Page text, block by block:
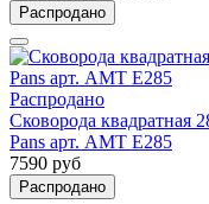
Распродано
Распродано
Сковорода квадратная
Pans арт. AMT E285
7590 руб
Распродано